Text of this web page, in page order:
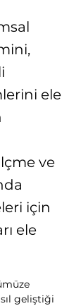
ele
ve
için
ele
geliştiği